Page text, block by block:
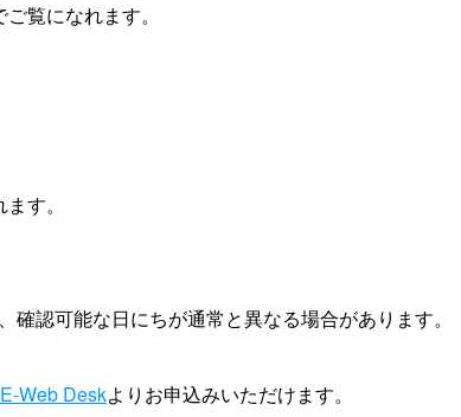
覧になれます。
す。
認可能な日にちが通常と異なる場合があります。
Web Deskよりお申込みいただけます。